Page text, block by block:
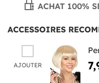
ACHAT 100%
ACCESSOIRES
AJOUTER